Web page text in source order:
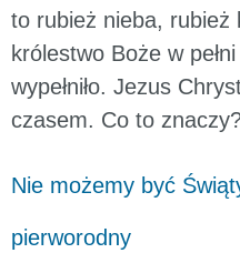
to rubież nieba, rubież
królestwo Boże w
wypełniło. Jezus
czasem. Co to
Nie możemy być
pierworodny